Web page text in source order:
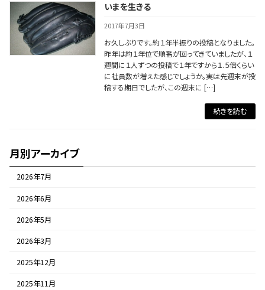
いまを生きる
2017年7月3日
お久しぶりです。約１年半振りの投稿となりました。
昨年は約１年位で順番が回ってきていましたが、１
週間に１人ずつの投稿で１年ですから１.５倍くらい
に社員数が増えた感じでしょうか。実は先週末が投
稿する期日でしたが、この週末に […]
続きを読む
月別アーカイブ
2026年7月
2026年6月
2026年5月
2026年3月
2025年12月
2025年11月